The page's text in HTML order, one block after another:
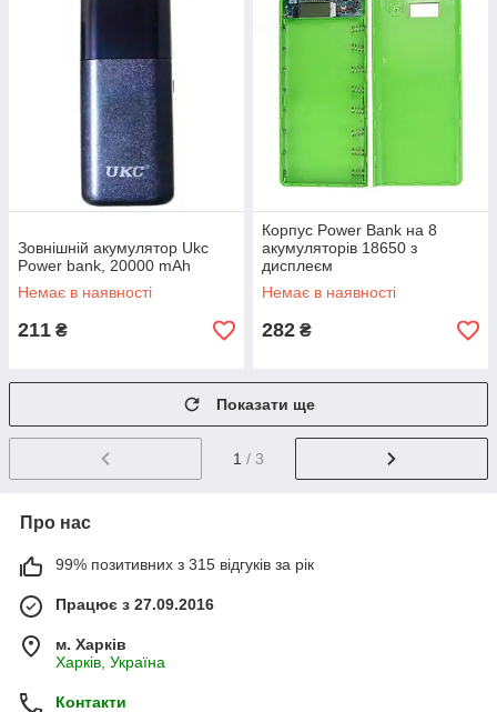
Зовнішній акумулятор Ukc
Power bank, 20000 mAh
Немає в наявності
211 ₴
Корпус Power Bank на 8
акумуляторів 18650 з
дисплеєм
Немає в наявності
282 ₴
Показати ще
1 / 3
Про нас
99% позитивних з 315 відгуків за рік
Працює з 27.09.2016
м. Харків
Харків, Україна
Контакти